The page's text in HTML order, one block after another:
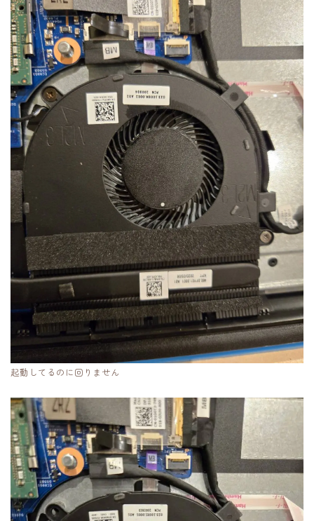
起動してるのに回りません